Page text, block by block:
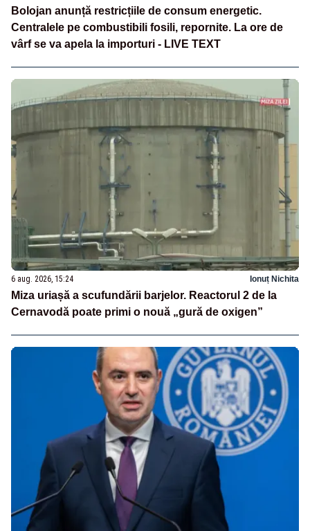
Bolojan anunță restricțiile de consum energetic.
Centralele pe combustibili fosili, repornite. La ore de
vârf se va apela la importuri - LIVE TEXT
6 aug. 2026, 15:24 Ionuț Nichita
Miza uriașă a scufundării barjelor. Reactorul 2 de la
Cernavodă poate primi o nouă „gură de oxigen”